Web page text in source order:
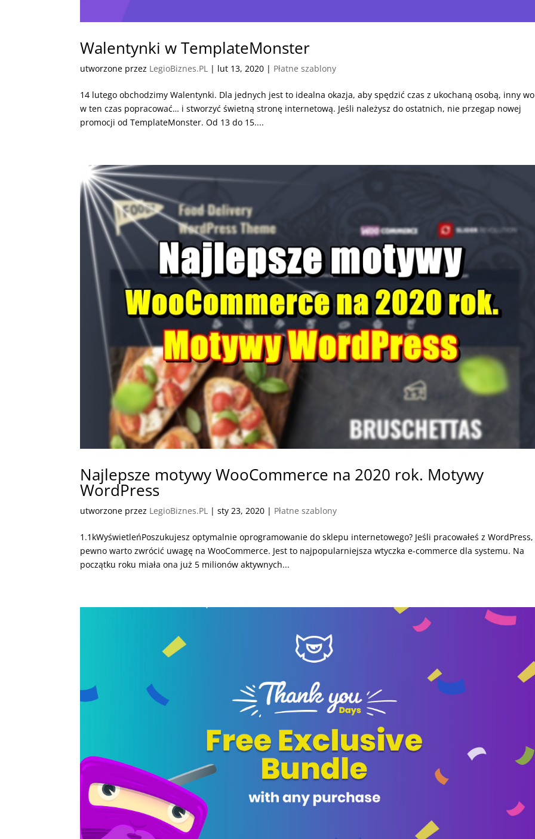
Walentynki w TemplateMonster
utworzone przez LegioBiznes.PL | lut 13, 2020 | Płatne szablony
14 lutego obchodzimy Walentynki. Dla jednych jest to idealna okazja, aby spędzić czas z ukochaną osobą, inny
w ten czas popracować… i stworzyć świetną stronę internetową. Jeśli należysz do ostatnich, nie przegap nowej
promocji od TemplateMonster. Od 13 do 15....
Najlepsze motywy WooCommerce na 2020 rok. Motywy
WordPress
utworzone przez LegioBiznes.PL |sty 23, 2020 | Płatne szablony
1.1kWyświetleńPoszukujesz optymalnie oprogramowanie do sklepu internetowego? Jeśli pracowałeś z
pewno warto zwrócić uwagę na WooCommerce. Jest to najpopularniejsza wtyczka e-commerce dla systemu. Na
początku roku miała ona już 5 milionów aktywnych...